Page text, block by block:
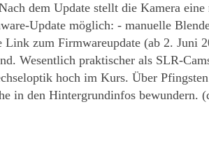
dem Update stellt die Kamera eine
Update möglich: - manuelle
Link zum Firmwareupdate (ab 2. Juni
Wesentlich praktischer als SLR-
hoch im Kurs. Über
in den Hintergrundinfos bewundern.